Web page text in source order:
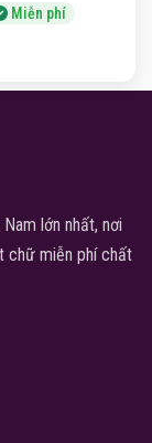
Miễn phí
lớn nhất, nơi
chữ miễn phí chất